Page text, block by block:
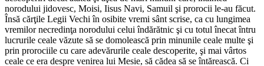
norodului jidovesc, Moisi, Iisus Navi, Samuil şi prorocii le-au făcut.
Însă cărţile Legii Vechi în osibite vremi sânt scrise, ca cu lungimea
vremilor necredinţa norodului celui îndărătnic şi cu totul înecat întru
lucrurile ceale văzute să se domolească prin minunile ceale multe şi
prin prorociile cu care adevărurile ceale descoperite, şi mai vârtos
ceale ce era despre venirea lui Mesie, să cădea să se întărească. Ci